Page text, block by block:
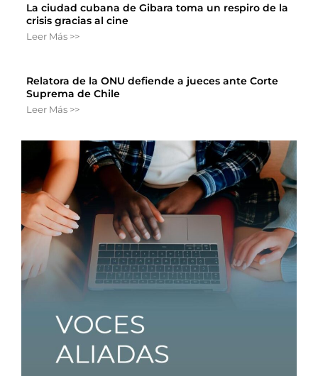
La ciudad cubana de Gibara toma un respiro de la
crisis gracias al cine
Leer Más >>
Relatora de la ONU defiende a jueces ante Corte
Suprema de Chile
Leer Más >>